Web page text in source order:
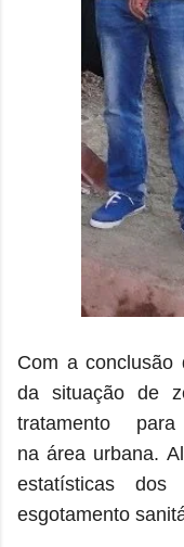
Com a conclusão
da situação de
tratamento
na área urbana.
estatísticas
esgotamento